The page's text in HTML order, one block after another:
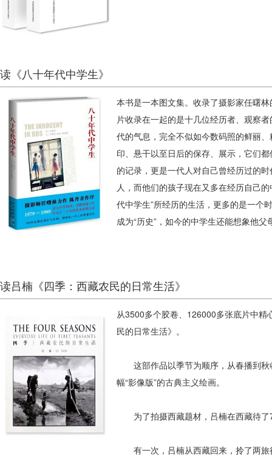
读《八十年代中学生》
本书是一本图文集。收录了摄影家任曙
片收录在一起的是十几位经历者、观察
代的气息，完全不似如今数码照的鲜丽
印、悬干以至日后的保存、展示，它们
的记录，更是一代人对自己曾经历过的
人，而他们的孩子现在又多在经历自己
代中学生”所经历的生活，更多的是一个
成为“历史”，如今的中学生还能想象他
读吕楠《四季：西藏农民的日常生活》
从3500多个胶卷、126000多张底片中
民的日常生活》。
这部作品以季节为顺序，从春播到秋
幅“影像版”的古典主义绘画。
为了拍摄西藏题材，吕楠在西藏待了
有一次，吕楠从西藏回来，拎了两旅